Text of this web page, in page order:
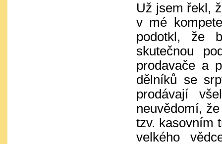
Už jsem řekl,
v mé
podotkl, že
skutečnou
prodavače a
dělníků se
prodávají
neuvědomí,
tzv. kasovním
velkého